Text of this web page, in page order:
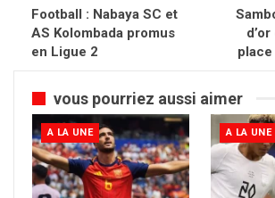
Football : Nabaya SC et
AS Kolombada promus
en Ligue 2
vous pourriez aussi aimer
A LA UNE A LA UNE